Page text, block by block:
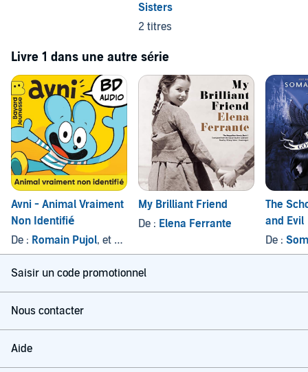
Sisters
2 titres
Livre 1 dans une autre série
Avni - Animal Vraiment
Non Identifié
De : Romain Pujol, et autres
My Brilliant Friend
De : Elena Ferrante
The
and Evil
De :
Saisir un code promotionnel
Nous contacter
Aide